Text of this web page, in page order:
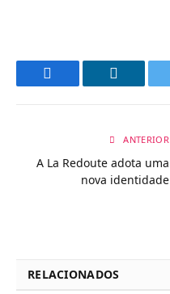
ANTERIOR
A La Redoute adota uma
nova identidade
RELACIONADOS